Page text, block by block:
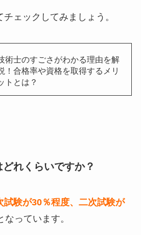
ェックしてみましょう。
術士のすごさがわかる理由を解
！合格率や資格を取得するメリ
トとは？
れくらいですか？
試験が30％程度、二次試験が
なっています。